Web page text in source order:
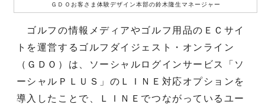
ＧＤＯお客さま体験デザイン本部の鈴木隆生マネージャー
ゴルフの情報メディアやゴルフ用品のＥＣサイ
トを運営するゴルフダイジェスト・オンライン
（ＧＤＯ）は、ソーシャルログインサービス「ソ
ーシャルＰＬＵＳ」のＬＩＮＥ対応オプションを
導入したことで、ＬＩＮＥでつながっているユー